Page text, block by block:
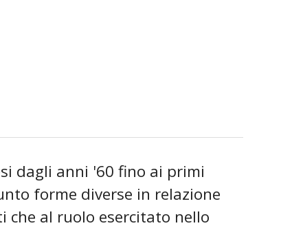
dagli anni '60 fino ai primi
forme diverse in relazione
che al ruolo esercitato nello